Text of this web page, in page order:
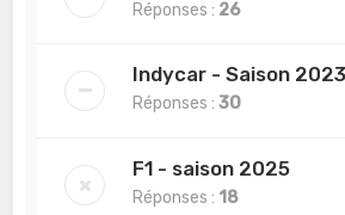
Réponses : 26
Indycar - Saison
Réponses :30
F1 - saison 2025
Réponses : 18